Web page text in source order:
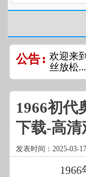
公告: 欢迎来
丝放松
1966初代
下载-高清
发表时间：2025-03-
1966年